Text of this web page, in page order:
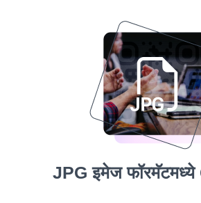
JPG इमेज फॉरमॅटमध्ये